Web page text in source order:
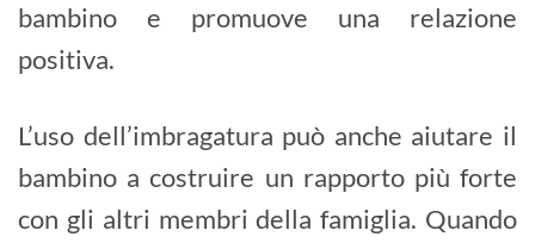
bambino e promuove una relazione
positiva.
L’uso dell’imbragatura può anche aiutare il
bambino a costruire un rapporto più forte
con gli altri membri della famiglia. Quando